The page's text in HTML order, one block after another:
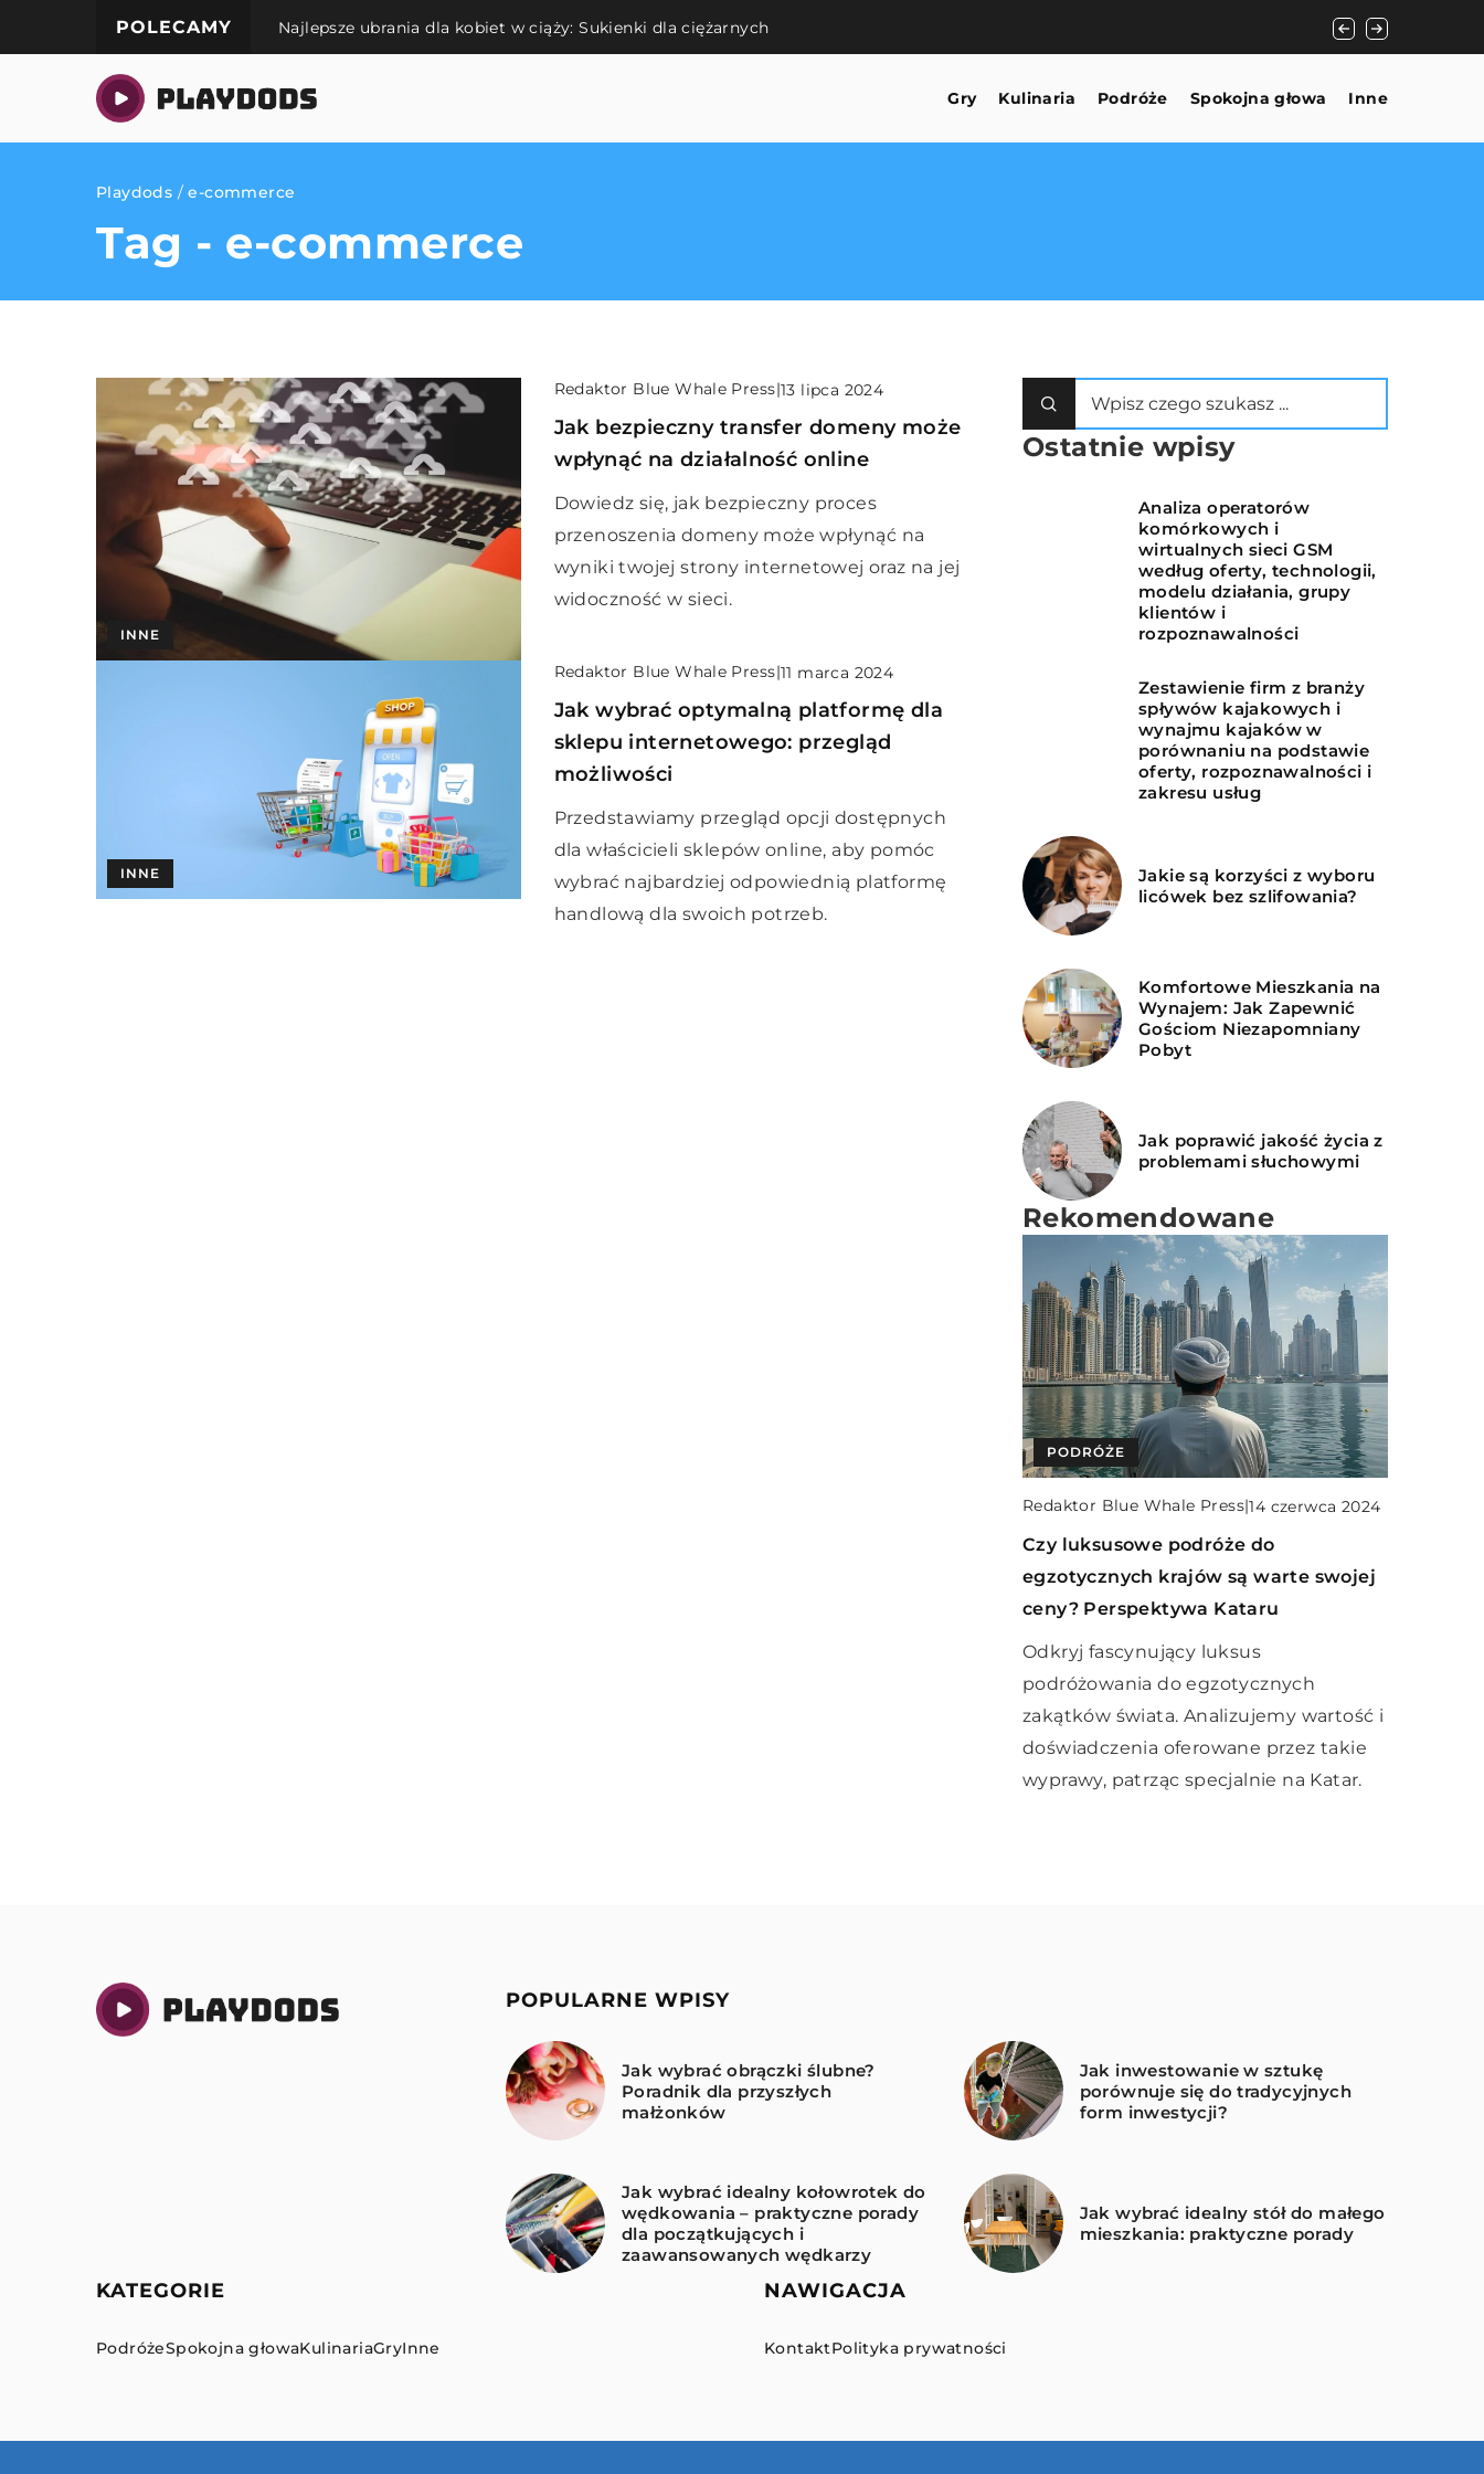
POLECAMY Najlepsze ubrania dla kobiet w ciąży: Sukienki dla ciężarnych Jak wybrać
Gry Kulinaria Podróże Spokojna głowa Inne
Playdods /e-commerce
Tag - e-commerce
INNE
Redaktor Blue Whale Press|13 lipca 2024
Jak bezpieczny transfer domeny może
wpłynąć na działalność online
Dowiedz się, jak bezpieczny proces
przenoszenia domeny może wpłynąć na
wyniki twojej strony internetowej oraz na jej
widoczność w sieci.
INNE
Redaktor Blue Whale Press|11 marca 2024
Jak wybrać optymalną platformę dla
sklepu internetowego: przegląd
możliwości
Przedstawiamy przegląd opcji dostępnych
dla właścicieli sklepów online, aby pomóc
wybrać najbardziej odpowiednią platformę
handlową dla swoich potrzeb.
Ostatnie wpisy
Analiza operatorów
komórkowych i
wirtualnych sieci GSM
według oferty, technologii,
modelu działania, grupy
klientów i
rozpoznawalności
Zestawienie firm z branży
spływów kajakowych i
wynajmu kajaków w
porównaniu na podstawie
oferty, rozpoznawalności i
zakresu usług
Jakie są korzyści z wyboru
licówek bez szlifowania?
Komfortowe Mieszkania na
Wynajem: Jak Zapewnić
Gościom Niezapomniany
Pobyt
Jak poprawić jakość życia z
problemami słuchowymi
Rekomendowane
INNE
Redaktor Blue Whale Press|15 kwietnia 2025
Jakie składniki aktywne są kluczowe
w pielęgnacji skóry dojrzałej?
Odkryj kluczowe składniki aktywne,
które pomagają w pielęgnacji skóry
dojrzałej. Dowiedz się, jak te wyjątkowe
substancje mogą wpłynąć na poprawę
jędrności i elastyczności skóry oraz
jakie korzyści przynoszą w codziennej
PODRÓŻE
Redaktor Blue Whale Press|14 czerwca 2024
Czy luksusowe podróże do
egzotycznych krajów są warte swojej
ceny? Perspektywa Kataru
Odkryj fascynujący luksus
podróżowania do egzotycznych
zakątków świata. Analizujemy wartość i
doświadczenia oferowane przez takie
wyprawy, patrząc specjalnie na Katar.
SPOKOJNA GŁOWA
Redaktor Blue Whale Press|14 czerwca 2024
Znajdź wewnętrzny spokój dzięki
malowaniu akwarelami
Odkryj jak technika malowania
akwarelami może pomóc odnaleźć
Twojemu umysłowi harmonię i
wewnętrzny spokój.
POPULARNE WPISY
Jak wybrać obrączki ślubne?
Poradnik dla przyszłych
małżonków
Jak inwestowanie w sztukę
porównuje się do tradycyjnych
form inwestycji?
Jak wybrać idealny kołowrotek do
wędkowania – praktyczne porady
dla początkujących i
zaawansowanych wędkarzy
Jak wybrać idealny stół do małego
mieszkania: praktyczne porady
KATEGORIE
PodróżeSpokojna głowaKulinariaGryInne
NAWIGACJA
KontaktPolityka prywatności